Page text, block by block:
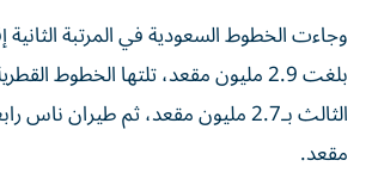
وجاءت الخطوط السعودية في المرتبة الثانية
بلغت 2.9 مليون مقعد، تلتها الخطوط
مقعد.